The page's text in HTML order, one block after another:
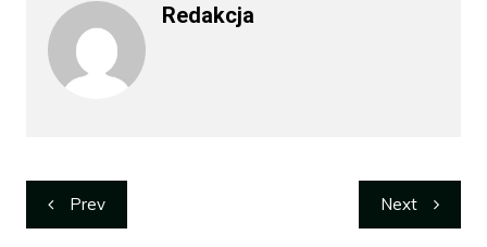
Redakcja
Nawigacja
wpisu
Prev Next